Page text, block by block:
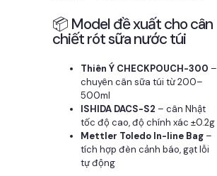
📦 Model đề xuất cho cân
chiết rót sữa nước túi
Thiên Ý CHECKPOUCH-300 –
chuyên cân sữa túi từ 200–
500ml
ISHIDA DACS-S2 – cân Nhật
tốc độ cao, độ chính xác ±0.2g
Mettler Toledo In-line Bag –
tích hợp đèn cảnh báo, gạt lỗi
tự động